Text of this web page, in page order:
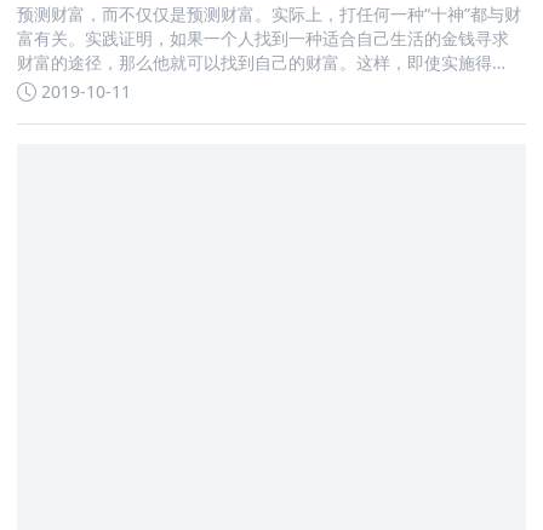
预测财富，而不仅仅是预测财富。实际上，打任何一种“十神”都与财
富有关。实践证明，如果一个人找到一种适合自己生活的金钱寻求
财富的途径，那么他就可以找到自己的财富。这样，即使实施得
好，即使运气较差
2019-10-11